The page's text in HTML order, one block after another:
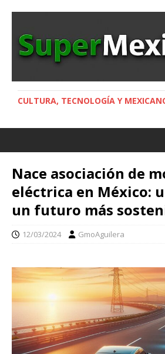
CULTURA, TECNOLOGÍA Y
Nace asociación de
eléctrica en México:
un futuro más
12/03/2024 GmoAguilera